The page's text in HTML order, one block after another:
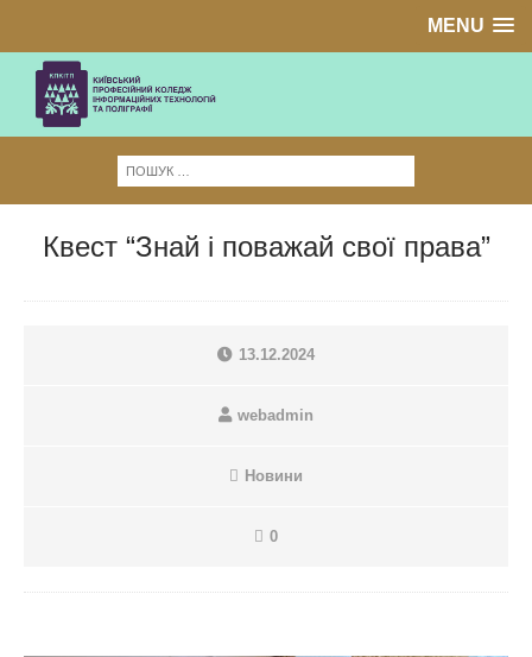
MENU
Квест “Знай і поважай свої права”
13.12.2024
webadmin
Новини
0